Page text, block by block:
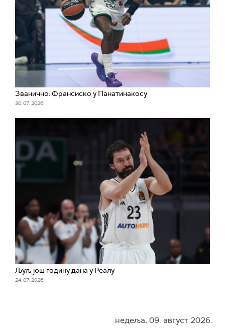
Званично: Франсиско у Панатинакосу
30. 07. 2026.
Љуљ још годину дана у Реалу
24. 07. 2026.
недеља, 09. август 2026.